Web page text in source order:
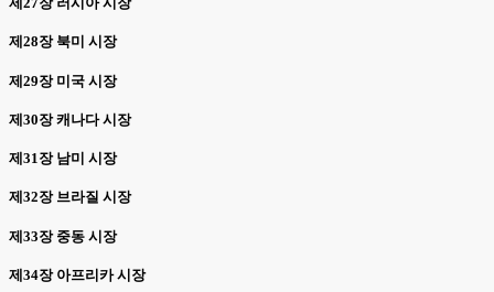
제28장 북미 시장
제29장 미국 시장
제30장 캐나다 시장
제31장 남미 시장
제32장 브라질 시장
제33장 중동 시장
제34장 아프리카 시장